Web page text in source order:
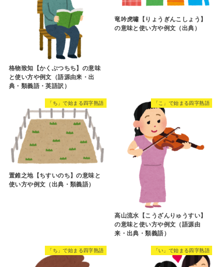
格物致知【かくぶつちち】の意味
と使い方や例文（語源由来・出
典・類義語・英語訳）
竜吟虎嘯【りょうぎんこしょう】
の意味と使い方や例文（出典）
「ち」で始まる四字熟語
置錐之地【ちすいのち】の意味と
使い方や例文（出典・類義語）
「こ」で始まる四字熟語
高山流水【こうざんりゅうすい】
の意味と使い方や例文（語源由
来・出典・類義語）
「ち」で始まる四字熟語 「い」で始まる四字熟語